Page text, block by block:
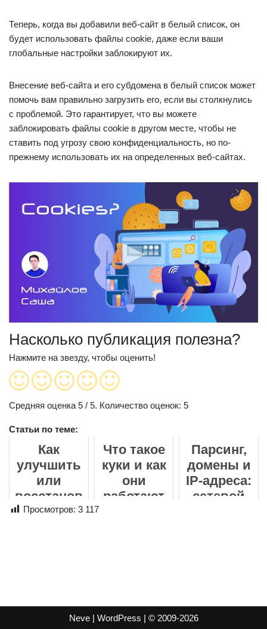
Теперь, когда вы добавили веб-сайт в белый список, он
будет использовать файлы cookie, даже если ваши
глобальные настройки заблокируют их.
Внесение веб-сайта и его субдомена в белый список может
помочь вам правильно загрузить его, если вы столкнулись
с проблемой. Это гарантирует, что вы можете
заблокировать файлы cookie в другом месте, чтобы не
ставить под угрозу свою конфиденциальность, но по-
прежнему использовать их на определенных веб-сайтах.
Насколько публикация полезна?
Нажмите на звезду, чтобы оценить!
Средняя оценка 5 / 5. Количество оценок: 5
Статьи по теме:
Как
улучшить
или
восстанов
ить фото
Что такое
куки и как
они
работают
Парсинг,
домены и
IP-адреса:
сетевой
Просмотров: 3 117
Neve | WordPress | © 2009-2026